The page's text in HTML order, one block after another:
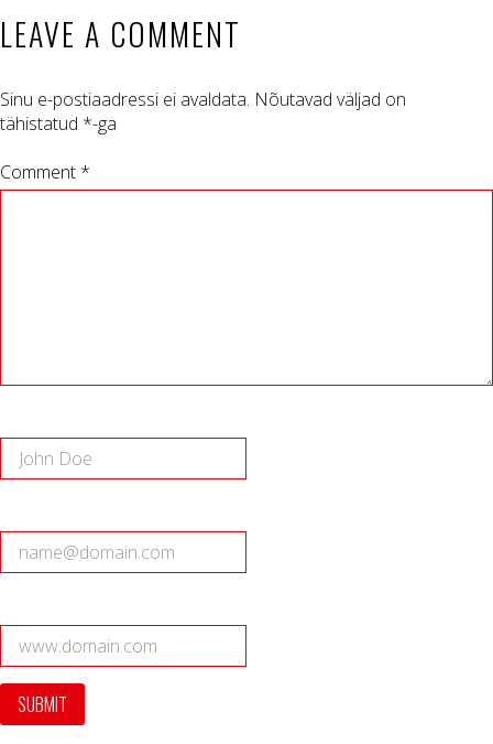
LEAVE A COMMENT
Sinu e-postiaadressi ei avaldata. Nõutavad väljad on
tähistatud *-ga
Comment *